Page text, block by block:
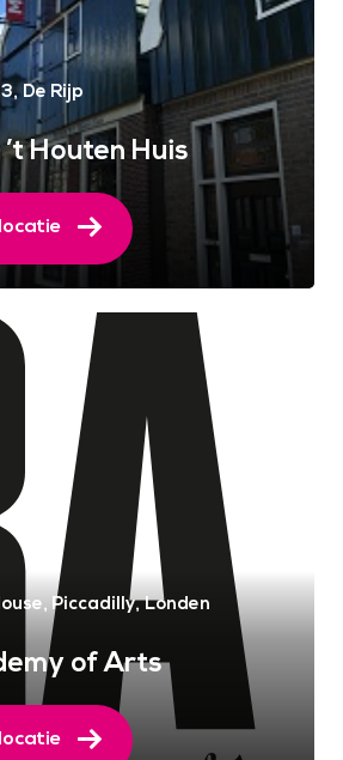
De Rijp
Houten Huis
Piccadilly Londen
of Arts